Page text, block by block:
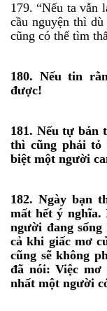
179. “Nếu ta vẫn
cầu nguyện thì
cũng có thể tìm
180. Nếu tin
được!
181. Nếu tự bản
thì cũng phải tỏ
biệt một người
182. Ngày bạn
mất hết ý nghĩa.
người đang sống
cả khi giấc mơ
cũng sẽ không
đã nói: Việc
nhất một người